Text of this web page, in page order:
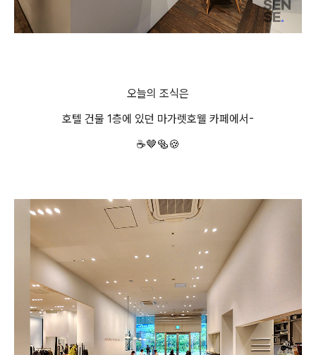
오늘의 조식은
호텔 건물 1층에 있던 마가렛호웰 카페에서-
☕🤎🥯🍪